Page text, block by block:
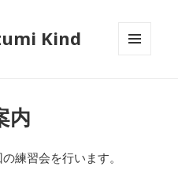
Kind
内
練習会を行います。